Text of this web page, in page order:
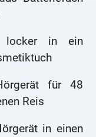
locker in ein
für 48
Reis
in einen